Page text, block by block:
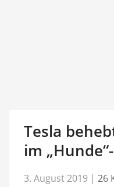
Tesla
im
3. August 2019 | 26